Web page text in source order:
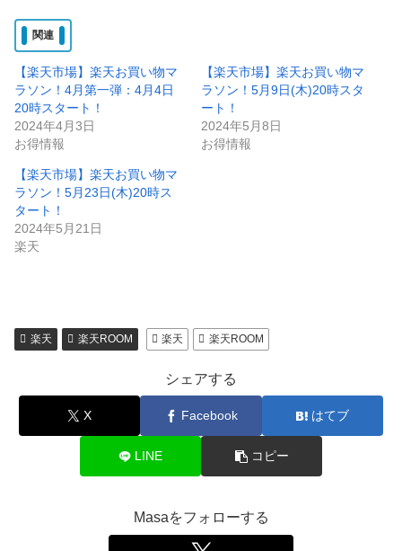
み
中…
関連
【楽天市場】楽天お買い物マ
ラソン！4月第一弾：4月4日
20時スタート！
2024年4月3日
お得情報
【楽天市場】楽天お買い物マ
ラソン！5月9日(木)20時スタ
ート！
2024年5月8日
お得情報
【楽天市場】楽天お買い物マ
ラソン！5月23日(木)20時ス
タート！
2024年5月21日
楽天
楽天 楽天ROOM 楽天 楽天ROOM
シェアする
X Facebook はてブ
LINE コピー
Masaをフォローする